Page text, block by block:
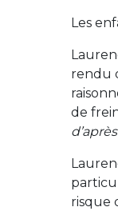
Les
rendu
de
risque